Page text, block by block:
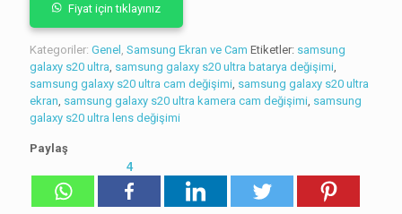
Fiyat için tıklayınız
Kategoriler: Genel Samsung Ekran ve Cam Etiketler: samsung
galaxy s20 ultra samsung galaxy s20 ultra batarya değişimi
samsung galaxy s20 ultra cam değişimi samsung galaxy s20 ultra
ekran samsung galaxy s20 ultra kamera cam değişimi samsung
galaxy s20 ultra lens değişimi
Paylaş
4